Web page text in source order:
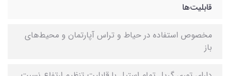
قابلیت‌ها
مخصوص استفاده در حیاط و تراس آپارتمان و محیط‌های
باز